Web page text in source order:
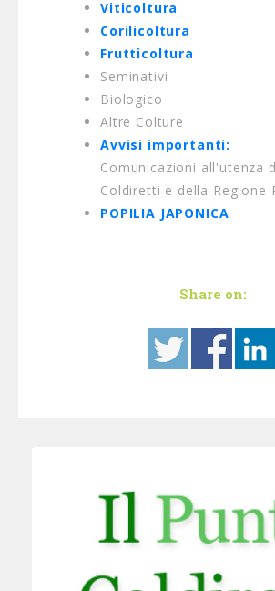
Viticoltura
Corilicoltura
Frutticoltura
Seminativi
Biologico
Altre Colture
Avvisi importanti:
Comunicazioni all'utenza
Coldiretti e della Regione
POPILIA JAPONICA
Share on: